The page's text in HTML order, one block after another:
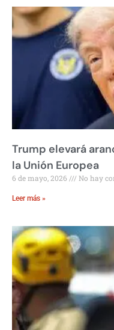
Trump elevará
la Unión Europea
6 de mayo, 2026 No hay
Leer más »